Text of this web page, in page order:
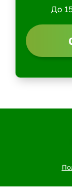
До